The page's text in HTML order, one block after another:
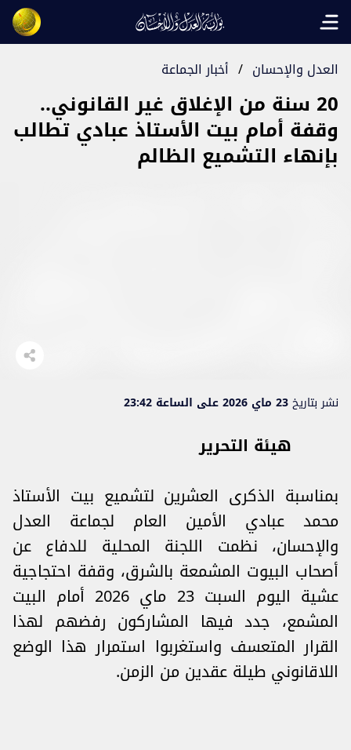
Open main menu
العدل والإحسان / أخبار الجماعة
20 سنة من الإغلاق غير القانوني..
وقفة أمام بيت الأستاذ عبادي تطالب
بإنهاء التشميع الظالم
نشر بتاريخ23 ماي 2026 على الساعة 23:42
هيئة التحرير
بمناسبة الذكرى العشرين لتشميع بيت الأستاذ
محمد عبادي الأمين العام لجماعة العدل
والإحسان، نظمت اللجنة المحلية للدفاع عن
أصحاب البيوت المشمعة بالشرق، وقفة احتجاجية
عشية اليوم السبت 23 ماي 2026 أمام البيت
المشمع، جدد فيها المشاركون رفضهم لهذا
القرار المتعسف واستغربوا استمرار هذا الوضع
اللاقانوني طيلة عقدين من الزمن.